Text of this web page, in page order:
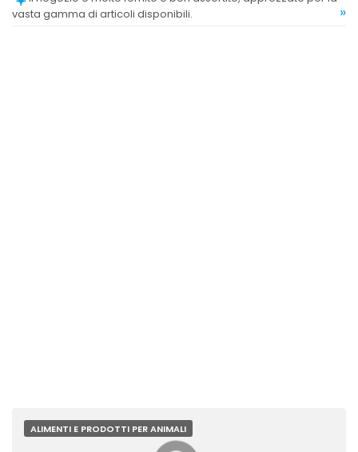
vasta gamma di articoli disponibili.
»
ALIMENTI E PRODOTTI PER ANIMALI